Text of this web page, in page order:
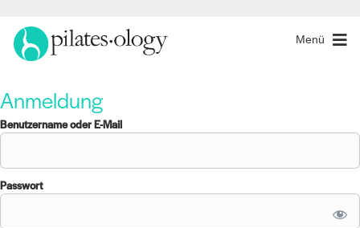
Menü
Anmeldung
Benutzername oder E-Mail
Passwort